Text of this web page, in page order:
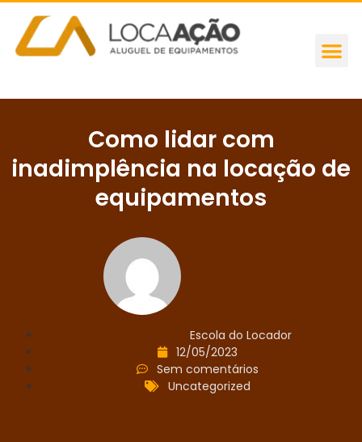
Como lidar com
inadimplência na locação de
equipamentos
Escola do Locador
12/05/2023
Sem comentários
Uncategorized